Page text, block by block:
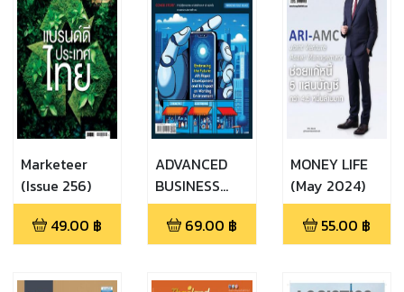
Marketeer
(Issue 256)
49.00 ฿
ADVANCED
BUSINESS
MAGAZINE
(402)69.00 ฿
MONEY LIFE
(May 2024)
55.00 ฿